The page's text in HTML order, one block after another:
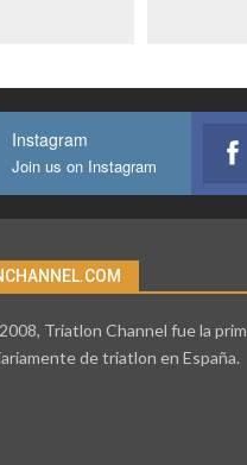
Instagram
Join us on Instagram
Triatlon Channel fue la
de triatlon en España.